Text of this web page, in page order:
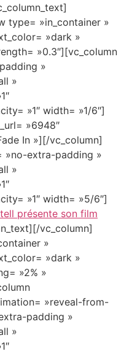
type= »in_container »
»dark »
»0.3″][vc_column
»
»
»1″ width= »1/6″]
»6948″
In »][/vc_column]
»no-extra-padding »
»
»1″ width= »5/6″]
présente son film
vc_column]
»
»dark »
»2% »
»reveal-from-
padding »
»